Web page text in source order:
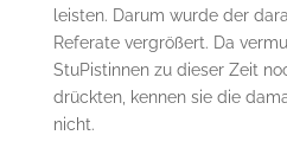
leisten. Darum wurde der
Referate vergrößert. Da
StuPistinnen zu dieser Zeit
drückten, kennen sie die
nicht.